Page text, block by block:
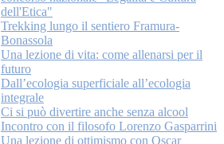
dell'Etica"
Trekking lungo il sentiero Framura-
Bonassola
Una lezione di vita: come allenarsi per il
futuro
Dall’ecologia superficiale all’ecologia
integrale
Ci si può divertire anche senza alcool
Incontro con il filosofo Lorenzo Gasparrini
Una lezione di ottimismo con Oscar